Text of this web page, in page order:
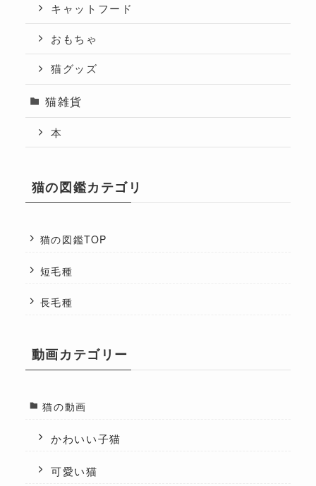
キャットフード
おもちゃ
猫グッズ
猫雑貨
本
猫の図鑑カテゴリ
猫の図鑑TOP
短毛種
長毛種
動画カテゴリー
猫の動画
かわいい子猫
可愛い猫